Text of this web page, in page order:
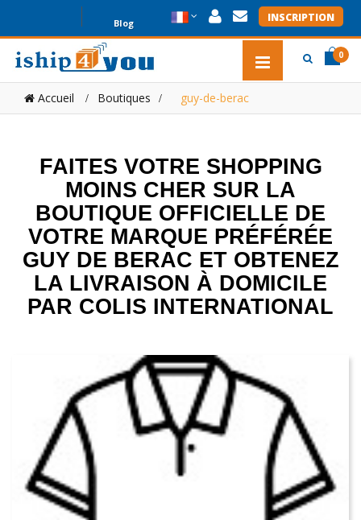
INSCRIPTION
Blog
0
Accueil Boutiques > guy-de-berac
FAITES VOTRE SHOPPING
MOINS CHER SUR LA
BOUTIQUE OFFICIELLE DE
VOTRE MARQUE PRÉFÉRÉE
GUY DE BERAC ET OBTENEZ
LA LIVRAISON À DOMICILE
PAR COLIS INTERNATIONAL